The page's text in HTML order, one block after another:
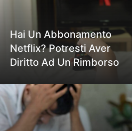
Hai Un Abbonamento
Netflix? Potresti Aver
Diritto Ad Un Rimborso